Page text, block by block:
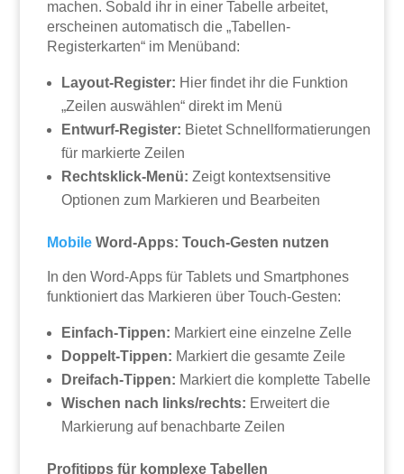
machen. Sobald ihr in einer Tabelle arbeitet,
erscheinen automatisch die „Tabellen-
Registerkarten“ im Menüband:
Layout-Register: Hier findet ihr die Funktion
„Zeilen auswählen“ direkt im Menü
Entwurf-Register: Bietet Schnellformatierungen
für markierte Zeilen
Rechtsklick-Menü: Zeigt kontextsensitive
Optionen zum Markieren und Bearbeiten
Mobile Word-Apps: Touch-Gesten nutzen
In den Word-Apps für Tablets und Smartphones
funktioniert das Markieren über Touch-Gesten:
Einfach-Tippen: Markiert eine einzelne Zelle
Doppelt-Tippen: Markiert die gesamte Zeile
Dreifach-Tippen: Markiert die komplette Tabelle
Wischen nach links/rechts: Erweitert die
Markierung auf benachbarte Zeilen
Profitipps für komplexe Tabellen